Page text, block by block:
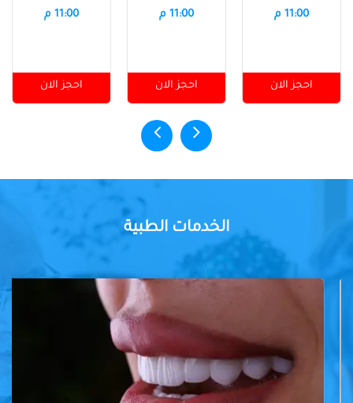
11:00 م
احجز الان
11:00 م
احجز الان
11:00 م
احجز الان
الخدمات الطبية